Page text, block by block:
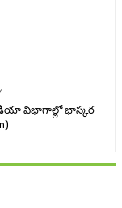
విభాగాల్లో భాస్కర